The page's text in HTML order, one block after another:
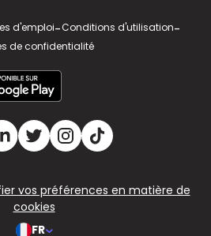
d'emploi-Conditions d'utilisation-
de confidentialité
vos préférences en matière de
cookies
FR